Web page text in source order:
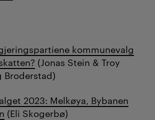
kommunevalg
(Jonas Stein & Troy
Broderstad)
2023: Melkøya, Bybanen
(Eli Skogerbø)